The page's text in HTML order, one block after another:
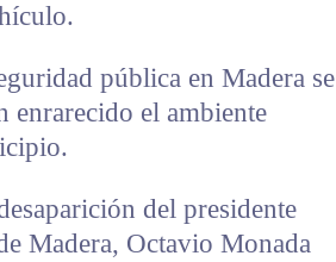
pública en Madera se
enrarecido el ambiente
del presidente
Madera, Octavio Monada